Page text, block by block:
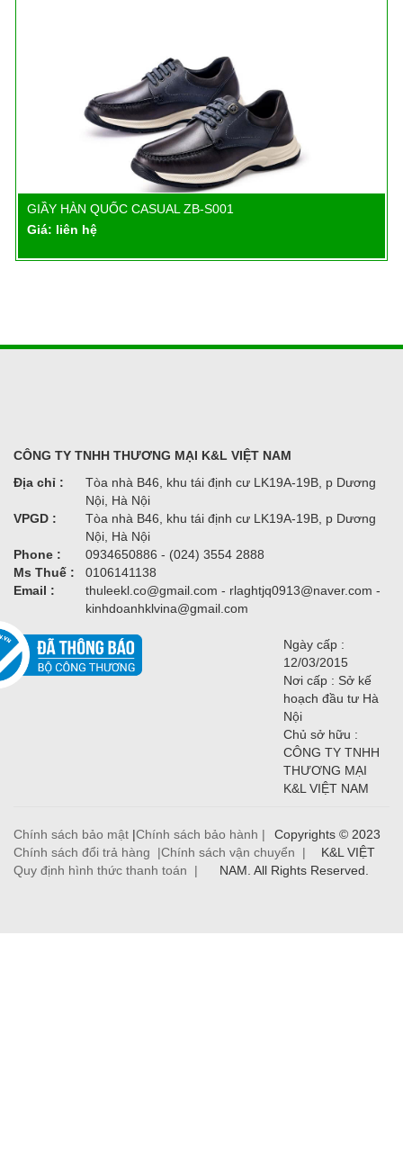
GIẦY HÀN QUỐC CASUAL ZB-S002
CÔNG TY TNHH THƯƠNG MẠI K&L VIỆT NAM
Địa chỉ :
Tòa nhà B46, khu tái định cư LK19A-19B, p Dương
Nội, Hà Nội
VPGD :
Tòa nhà B46, khu tái định cư LK19A-19B, p Dương
Nội, Hà Nội
Phone :
0934650886 - (024) 3554 2888
Ms Thuế :
0106141138
Email :
thuleekl.co@gmail.com - rlaghtjq0913@naver.com -
kinhdoanhklvina@gmail.com
Ngày cấp :
12/03/2015
Nơi cấp : Sở kế
hoạch đầu tư Hà
Nội
Chủ sở hữu :
CÔNG TY TNHH
THƯƠNG MẠI
K&L VIỆT NAM
Chính sách bảo mật |Chính sách bảo hành |
Chính sách đổi trả hàng |Chính sách vận chuyển |
Quy định hình thức thanh toán |
Copyrights © 2023
K&L VIỆT
NAM. All Rights Reserved.